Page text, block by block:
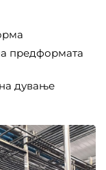
предформата
дување